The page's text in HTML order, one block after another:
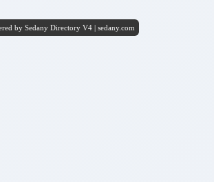
Powered by Sedany Directory V4 | sedany.com